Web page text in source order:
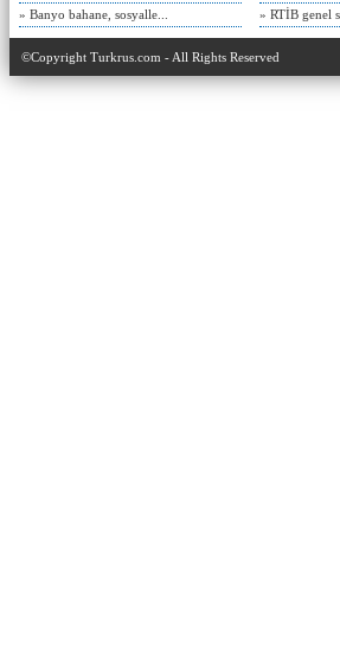
» Banyo bahane, sosyalle...
» RTİB genel
©Copyright Turkrus.com - All Rights Reserved